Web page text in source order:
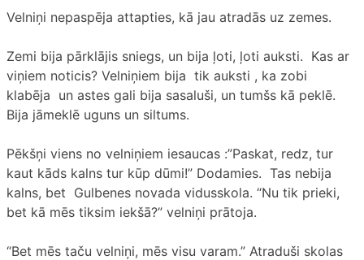
Velniņi nepaspēja attapties, kā jau atradās uz zemes.
Zemi bija pārklājis sniegs, un bija ļoti, ļoti auksti. Kas ar
viņiem noticis? Velniņiem bija tik auksti , ka zobi
klabēja un astes gali bija sasaluši, un tumšs kā peklē.
Bija jāmeklē uguns un siltums.
Pēkšņi viens no velniņiem iesaucas :”Paskat, redz, tur
kaut kāds kalns tur kūp dūmi!” Dodamies. Tas nebija
kalns, bet Gulbenes novada vidusskola. “Nu tik prieki,
bet kā mēs tiksim iekšā?” velniņi prātoja.
“Bet mēs taču velniņi, mēs visu varam.” Atraduši skolas